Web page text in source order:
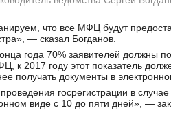
что все МФЦ будут
— сказал Богданов.
года 70% заявителей должны
к 2017 году этот показатель
получать документы в
госрегистрации в
виде с 10 до пяти дней», —